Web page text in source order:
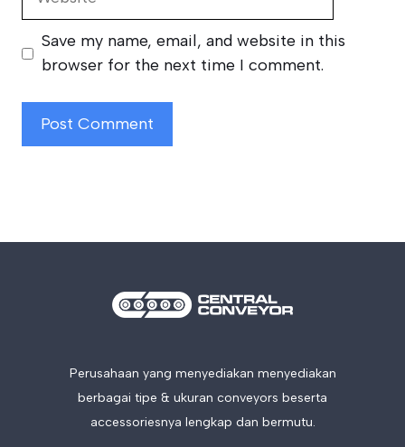
Save my name, email, and website in this
browser for the next time I comment.
Perusahaan yang menyediakan menyediakan
berbagai tipe & ukuran conveyors beserta
accessoriesnya lengkap dan bermutu.